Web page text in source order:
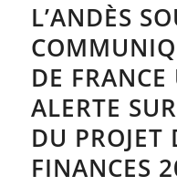
L’ANDÈS
DE FRANCE
ALERTE
DU PROJET
FINANCES